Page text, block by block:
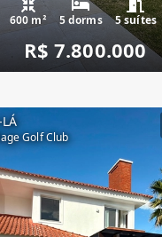
600 m² 5 dorms 5 suítes
R$ 7.800.000
Golf Club